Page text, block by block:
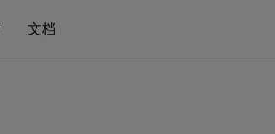
文档